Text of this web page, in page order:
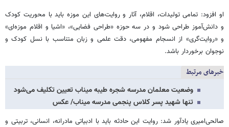
او افزود: تمامی تولیدات، اقلام، آثار و روایت‌های این موزه باید با محوریت کودک
و دانش‌آموز طراحی شود و در سه حوزه «طراحی فضایی»، «اشیا و اقلام موزه‌ای»
و «روایت‌گری» از انسجام مفهومی، دقت علمی و زبان متناسب با نسل کودک و
نوجوان برخوردار باشد.
خبرهای مرتبط
وضعیت معلمان مدرسه شجره طیبه میناب تعیین تکلیف می‌شود
تنها شهید پسر کلاس پنجمی مدرسه میناب/ عکس
صالحی‌امیری یادآور شد: روایت این حادثه باید با ادبیاتی مادرانه، انسانی، تربیتی و